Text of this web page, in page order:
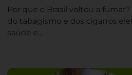
Por que o Brasil voltou a
do tabagismo e dos cigarros
saúde e...